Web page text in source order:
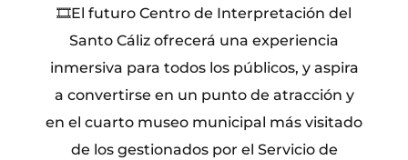
🎞️El futuro Centro de Interpretación del
Santo Cáliz ofrecerá una experiencia
inmersiva para todos los públicos, y aspira
a convertirse en un punto de atracción y
en el cuarto museo municipal más visitado
de los gestionados por el Servicio de